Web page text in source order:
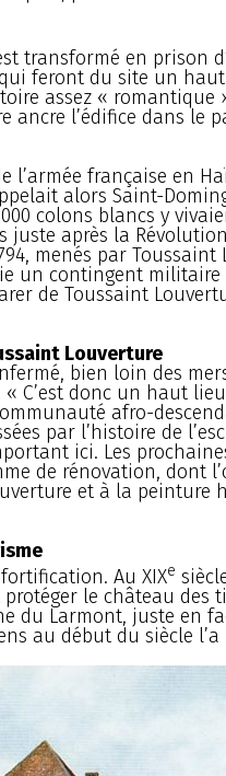
transformé en prison
feront du site un
assez « romantique
ancre l’édifice dans le
l’armée française en
alors Saint-
colons blancs y
juste après la
menés par Toussaint
un contingent
de Toussaint
Louverture
bien loin des
« C’est donc un haut
afro-
par l’histoire de
ici. Les
de rénovation, dont
et à la peinture
Au XIXe
le château des
du Larmont, juste en
au début du siècle l’a